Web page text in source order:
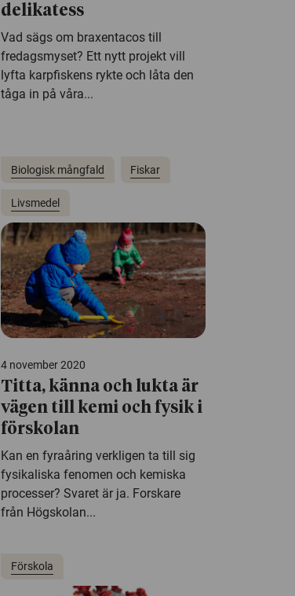
delikatess
Vad sägs om braxentacos till
fredagsmyset? Ett nytt projekt vill
lyfta karpfiskens rykte och låta den
tåga in på våra...
Biologisk mångfald Fiskar
Livsmedel
4 november 2020
Titta, känna och lukta är
vägen till kemi och fysik i
förskolan
Kan en fyraåring verkligen ta till sig
fysikaliska fenomen och kemiska
processer? Svaret är ja. Forskare
från Högskolan...
Förskola